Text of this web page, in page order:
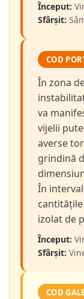
Început:
Sfârșit:
COD
În zona
va
vijelii
averse
grindină
În
izolat de
Început:
Sfârșit:
COD